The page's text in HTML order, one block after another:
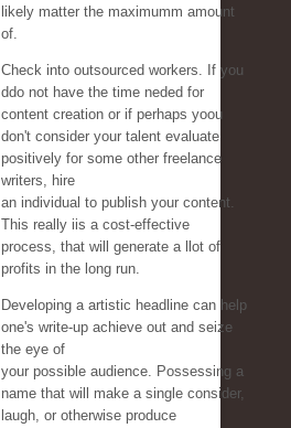
likely matter the maximumm amount
of.
Check into outsourced workers. If you
ddo not have the time neded for
content creation or if perhaps yoou
don't consider your talent evaluate
positively for some other freelance
writers, hire
an individual to publish your content.
This really iis a cost-effective
process, that will generate a llot of
profits in the long run.
Developing a artistic headline can help
one's write-up achieve out and seize
the eye of
your possible audience. Possessing a
name that will make a single consider,
laugh, or otherwise produce